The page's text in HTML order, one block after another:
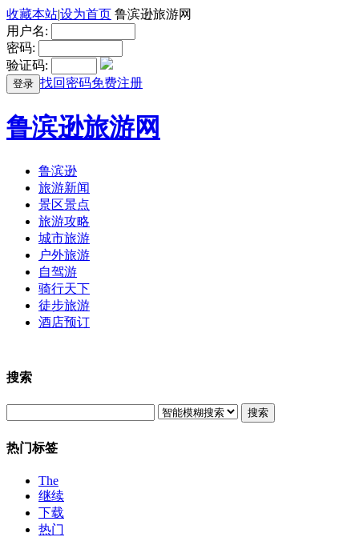
收藏本站|设为首页 鲁滨逊旅游网
用户名:
密码:
验证码:
登录 找回密码免费注册
鲁滨逊旅游网
鲁滨逊
旅游新闻
景区景点
旅游攻略
城市旅游
户外旅游
自驾游
骑行天下
徒步旅游
酒店预订
搜索
搜索
热门标签
The
继续
下载
热门